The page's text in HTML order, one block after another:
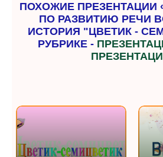
ПОХОЖИЕ ПРЕЗЕНТАЦИИ
ПО РАЗВИТИЮ РЕЧИ
ИСТОРИЯ "ЦВЕТИК -
РУБРИКЕ -